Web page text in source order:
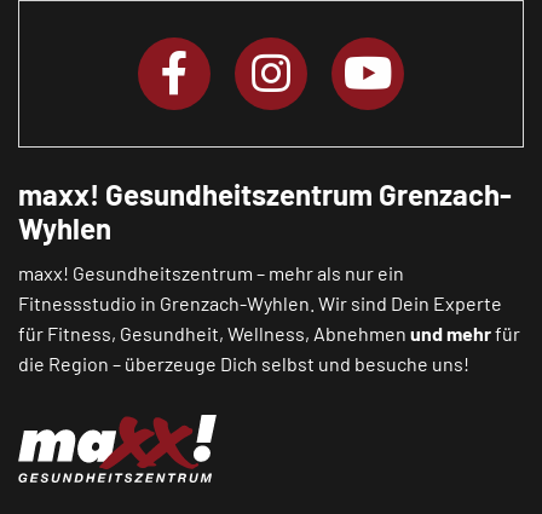
maxx! Gesundheitszentrum Grenzach-
Wyhlen
maxx! Gesundheitszentrum – mehr als nur ein
Fitnessstudio in Grenzach-Wyhlen. Wir sind Dein Experte
für Fitness, Gesundheit, Wellness, Abnehmen und mehrfür
die Region – überzeuge Dich selbst und besuche uns!